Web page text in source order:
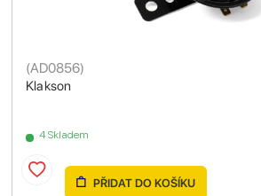
Klakson
(AD0856)
4 Skladem
PŘIDAT DO KOŠÍKU